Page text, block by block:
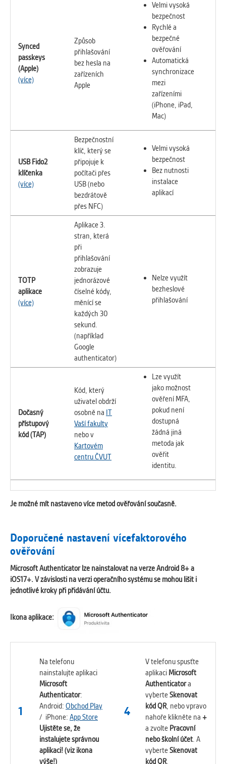
Synced
passkeys
(Apple)
(více)
Způsob
přihlašování
bez hesla na
zařízeních
Apple
Velmi vysoká
bezpečnost
Rychlé a
bezpečné
ověřování
Automatická
synchronizace
mezi
zařízeními
(iPhone, iPad,
Mac)
USB Fido2
klíčenka
(více)
Bezpečnostní
klíč, který se
připojuje k
počítači přes
USB (nebo
bezdrátově
přes NFC)
Velmi vysoká
bezpečnost
Bez nutnosti
instalace
aplikací
TOTP
aplikace
(více)
Aplikace 3.
stran, která
při
přihlašování
zobrazuje
jednorázové
číselné kódy,
měnící se
každých 30
sekund.
(například
Google
authenticator)
Nelze využít
bezheslové
přihlašování
Dočasný
přístupový
kód (TAP)
Kód, který
uživatel obdrží
osobně na IT
Vaší fakulty
nebo v
Kartovém
centru ČVUT
Lze využít
jako možnost
ověření MFA,
pokud není
dostupná
žádná jiná
metoda jak
ověřit
identitu.
Je možné mít nastaveno více metod ověřování současně.
Doporučené nastavení vícefaktorového
ověřování
Microsoft Authenticator lze nainstalovat na verze Android 8+ a
iOS17+. V závislosti na verzi operačního systému se mohou lišit i
jednotlivé kroky při přidávání účtu.
Ikona aplikace:
1
Na telefonu
nainstalujte aplikaci
Microsoft
Authenticator:
Android: Obchod Play
/ iPhone: App Store
Ujistěte se, že
instalujete správnou
aplikaci! (viz ikona
výše!)
4
V telefonu spusťte
aplikaci Microsoft
Authenticatora
vyberte Skenovat
kód QR, nebo vpravo
nahoře klikněte na +
a zvolte Pracovní
nebo školní účet. A
vyberte Skenovat
kód QR.